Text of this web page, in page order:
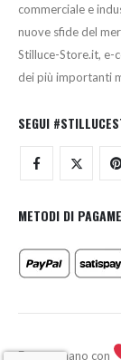
commerciale e
nuove sfide del
Stilluce-Store.it, e-
dei più importanti
SEGUI
METODI DI
Fatto a mano con